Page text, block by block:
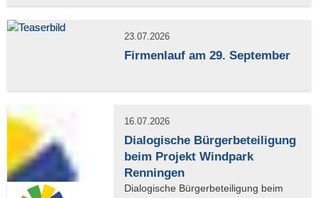
23.07.2026
Firmenlauf am 29. September
16.07.2026
Dialogische Bürgerbeteiligung
beim Projekt Windpark
Renningen